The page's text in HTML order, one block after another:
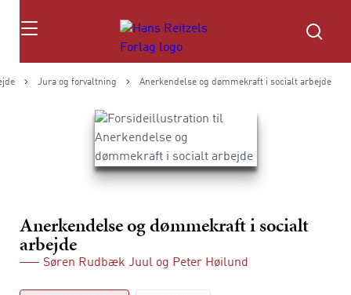
Søg
Jura og forvaltning Anerkendelse og dømmekraft i socialt arbejde
Anerkendelse og dømmekraft i socialt
arbejde
Søren Rudbæk Juul og Peter Høilund